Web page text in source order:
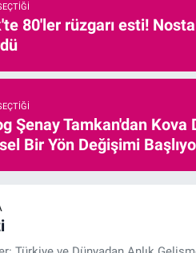
80'ler rüzgarı esti!
Şenay Tamkan'dan Kova
Bir Yön Değişimi